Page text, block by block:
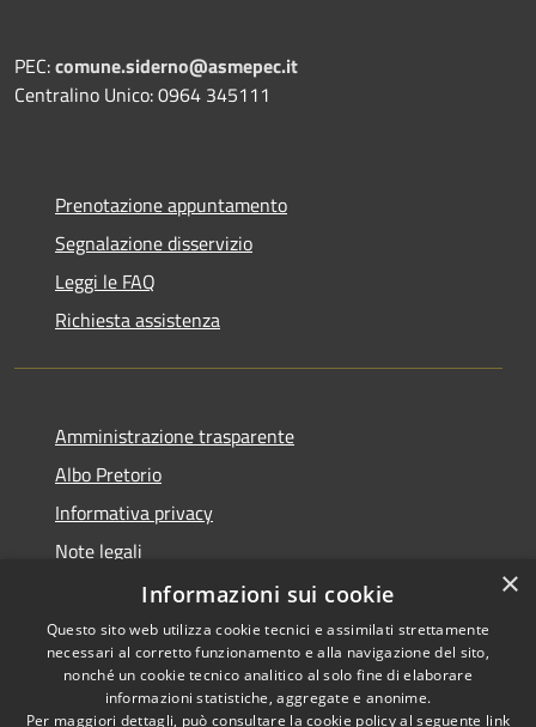
PEC:comune.siderno@asmepec.it
Centralino Unico: 0964 345111
Prenotazione appuntamento
Segnalazione disservizio
Leggi le FAQ
Richiesta assistenza
Amministrazione trasparente
Albo Pretorio
Informativa privacy
Note legali
Dichiarazione di accessibilità
RSS
Copyright © 2026 • Comune di
×
Informazioni sui cookie
Questo sito web utilizza cookie tecnici e assimilati strettamente
necessari al corretto funzionamento e alla navigazione del sito,
nonché un cookie tecnico analitico al solo fine di elaborare
informazioni statistiche, aggregate e anonime.
Per maggiori dettagli, può consultare la cookie policy al seguente link